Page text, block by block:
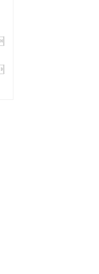
、
，